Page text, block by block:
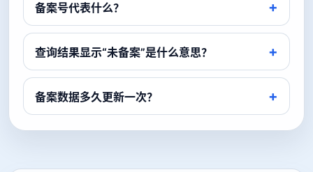
备案号代表什么？
查询结果显示“未备案”是什么意思？
备案数据多久更新一次？